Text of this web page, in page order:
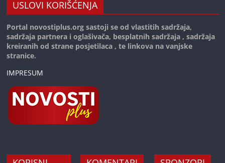
USLOVI KORIŠĆENJA
Portal novostiplus.org sastoji se od vlastitih sadržaja,
sadržaja partnera i oglašivača, besplatnih sadržaja , sadržaja
kreiranih od strane posjetilaca , te linkova na vanjske
stranice.
IMPRESUM